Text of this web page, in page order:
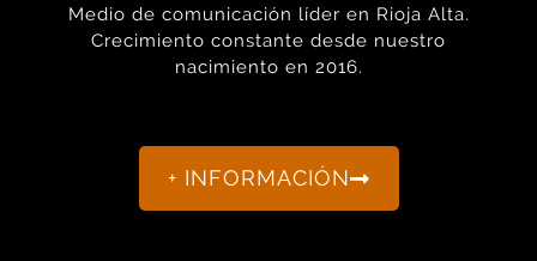
Medio de comunicación líder en Rioja Alta.
Crecimiento constante desde nuestro
nacimiento en 2016.
+ INFORMACIÓN